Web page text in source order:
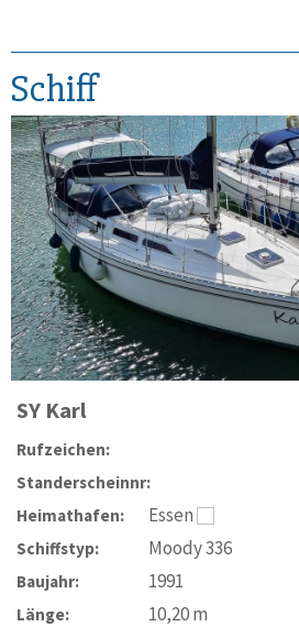
Schiff
SY Karl
Rufzeichen:
Standerscheinnr:
Heimathafen:
Essen
Schiffstyp: Moody 336
Baujahr: 1991
Länge: 10,20m